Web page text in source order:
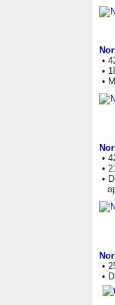
•
•
•
•
•
•
•
•